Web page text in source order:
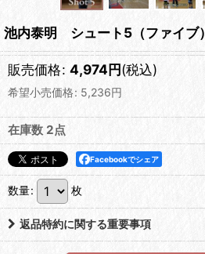
池内泰明 シュート5（ファイブ）
販売価格: 4,974円(税込)
希望小売価格: 5,236円
在庫数 2点
Facebookでシェア
数量: 枚
返品特約に関する重要事項